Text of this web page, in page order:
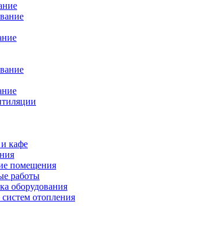
кафе
помещения
работы
оборудования
отопления